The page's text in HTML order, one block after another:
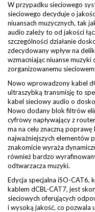
W przypadku sieciowego
sieciowego decyduje o
niuansach muzycznych, tak
audio zależy to od jakości
szczególności działanie
zdecydowany wpływ na
wzmacniając niuanse
zorganizowanemu
Nowo wprowadzony kabel
ultraszybką transmisję to
kabel sieciowy audio o
Nowo dodany blok filtrów
cyfrowy napływający z
ma na celu znaczną
najważniejszych elementów
znakomicie wyraża
również bardzo
odtwarzacza muzyki.
Edycja specjalna iSO-CAT6,
kablem dCBL-CAT7, jest
sieciowych oferujących
i wysoką jakość, co pozwala